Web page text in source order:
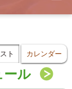
ト カレンダー
ール